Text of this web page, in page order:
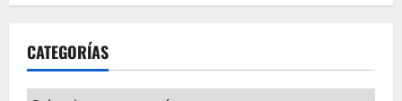
CATEGORÍAS